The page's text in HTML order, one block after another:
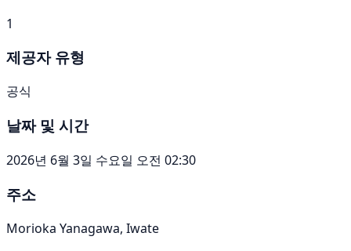
1
제공자 유형
공식
날짜 및 시간
2026년 6월 3일 수요일 오전 02:30
주소
Morioka Yanagawa, Iwate